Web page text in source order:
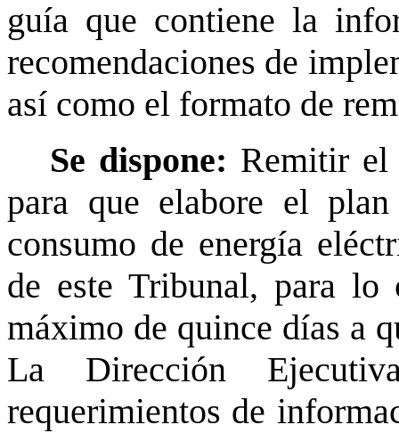
guía que contiene la
recomendaciones de
así como el formato de
Se dispone: Remitir el
para que elabore el
consumo de energía
de este Tribunal, para lo
máximo de quince días a
La Dirección
requerimientos de